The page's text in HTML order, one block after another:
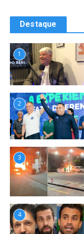
Destaque
1
2
3
4